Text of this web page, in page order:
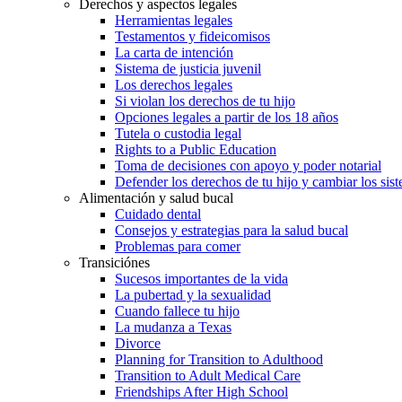
Derechos y aspectos legales
Herramientas legales
Testamentos y fideicomisos
La carta de intención
Sistema de justicia juvenil
Los derechos legales
Si violan los derechos de tu hijo
Opciones legales a partir de los 18 años
Tutela o custodia legal
Rights to a Public Education
Toma de decisiones con apoyo y poder notarial
Defender los derechos de tu hijo y cambiar los
Alimentación y salud bucal
Cuidado dental
Consejos y estrategias para la salud bucal
Problemas para comer
Transiciónes
Sucesos importantes de la vida
La pubertad y la sexualidad
Cuando fallece tu hijo
La mudanza a Texas
Divorce
Planning for Transition to Adulthood
Transition to Adult Medical Care
Friendships After High School